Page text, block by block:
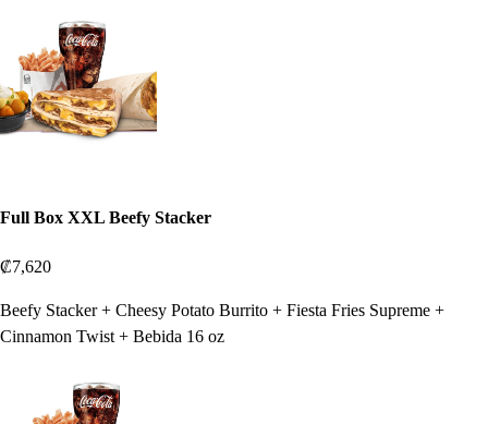
Full Box XXL Beefy Stacker
₡7,620
Beefy Stacker + Cheesy Potato Burrito + Fiesta Fries Supreme +
Cinnamon Twist + Bebida 16 oz